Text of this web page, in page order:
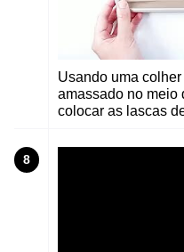
Usando uma
amassado no meio
colocar as lascas
8